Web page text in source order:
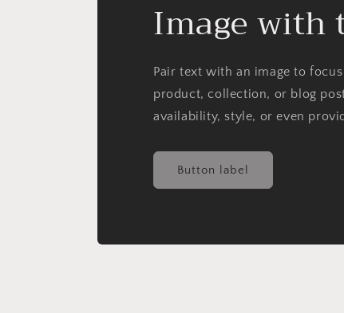
Image with
Pair text with an image to
product, collection, or blog
availability, style, or even
Button label